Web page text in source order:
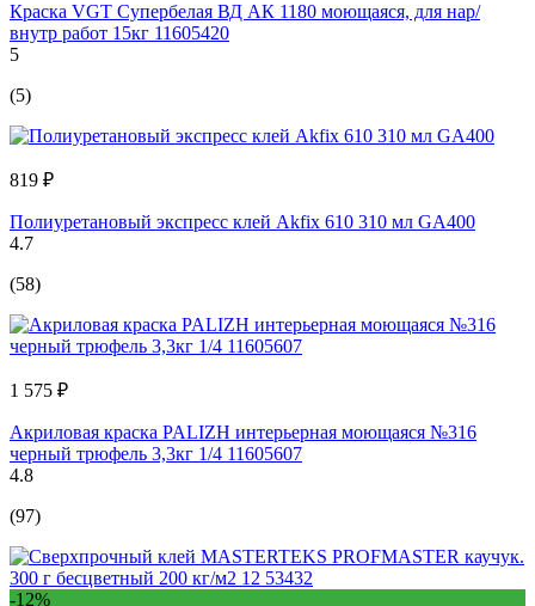
Краска VGT Супербелая ВД АК 1180 моющаяся, для нар/
внутр работ 15кг 11605420
5
(5)
819 ₽
Полиуретановый экспресс клей Akfix 610 310 мл GA400
4.7
(58)
1 575 ₽
Акриловая краска PALIZH интерьерная моющаяся №316
черный трюфель 3,3кг 1/4 11605607
4.8
(97)
-12%